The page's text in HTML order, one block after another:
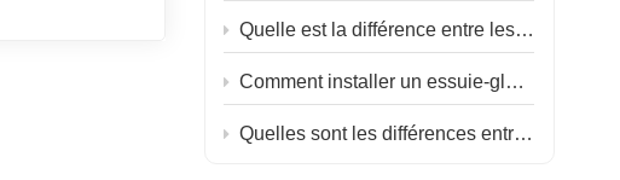
Quelle est la différence entre les essuie-glaces plats et les essuie-glaces classiques ?
Comment installer un essuie-glace marin ?
Quelles sont les différences entre les essuie-glaces côté conducteur et côté passager ?